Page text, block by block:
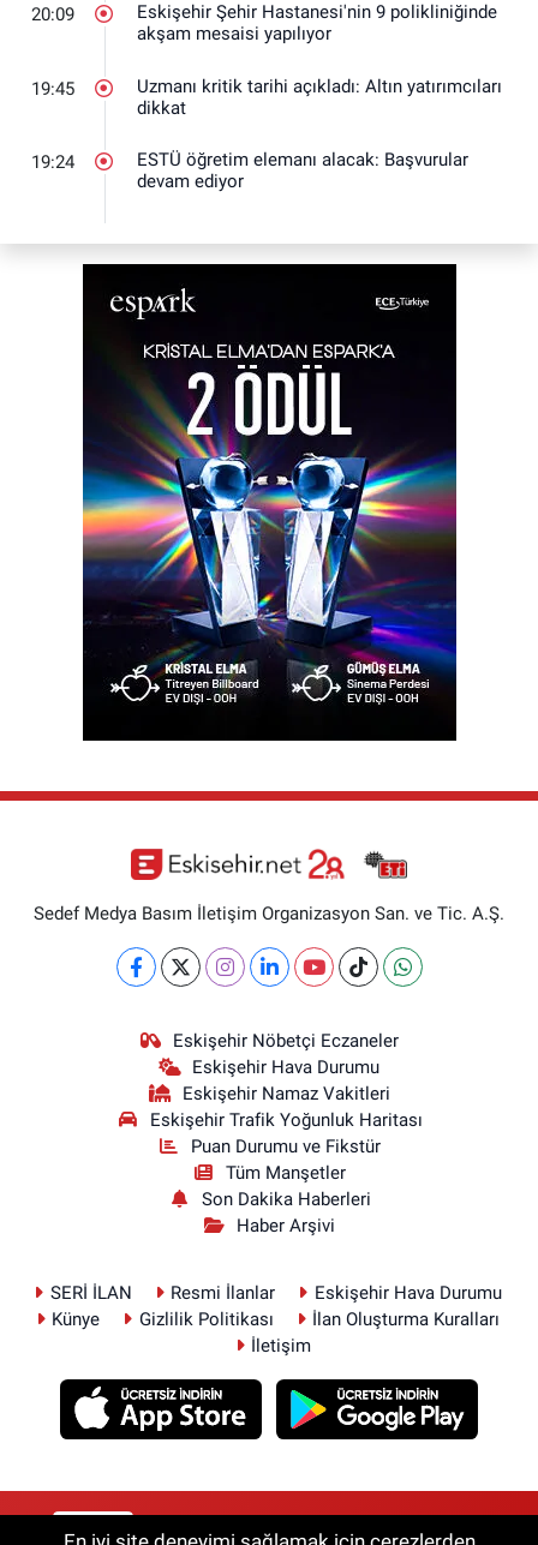
20:09
Eskişehir Şehir Hastanesi'nin 9 polikliniğinde
akşam mesaisi yapılıyor
19:45
Uzmanı kritik tarihi açıkladı: Altın yatırımcıları
dikkat
19:24
ESTÜ öğretim elemanı alacak: Başvurular
devam ediyor
Sedef Medya Basım İletişim Organizasyon San. ve Tic. A.Ş.
Eskişehir Nöbetçi Eczaneler
Eskişehir Hava Durumu
Eskişehir Namaz Vakitleri
Eskişehir Trafik Yoğunluk Haritası
Puan Durumu ve Fikstür
Tüm Manşetler
Son Dakika Haberleri
Haber Arşivi
SERİ İLAN Resmi İlanlar
Eskişehir Hava Durumu
Künye
Gizlilik Politikası
İlan Oluşturma Kuralları
İletişim
RSS Copyright © 2026. Her hakkı saklıdır.